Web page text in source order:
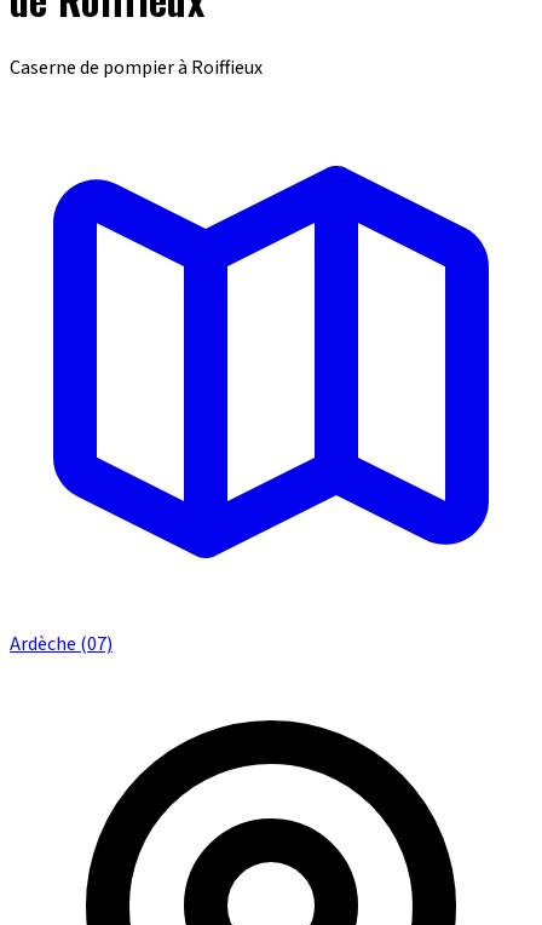
Caserne de pompier à Roiffieux
Ardèche (07)